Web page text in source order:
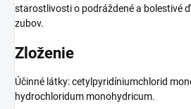
starostlivosti o podráždené a bolestivé
zubov.
Zloženie
Účinné látky: cetylpyridíniumchlorid
hydrochloridum monohydricum.